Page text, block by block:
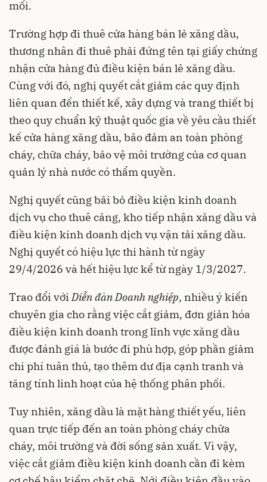
mối.
Trường hợp đi thuê cửa hàng bán lẻ xăng dầu,
thương nhân đi thuê phải đứng tên tại giấy chứng
nhận cửa hàng đủ điều kiện bán lẻ xăng dầu.
Cùng với đó, nghị quyết cắt giảm các quy định
liên quan đến thiết kế, xây dựng và trang thiết bị
theo quy chuẩn kỹ thuật quốc gia về yêu cầu thiết
kế cửa hàng xăng dầu, bảo đảm an toàn phòng
cháy, chữa cháy, bảo vệ môi trường của cơ quan
quản lý nhà nước có thẩm quyền.
Nghị quyết cũng bãi bỏ điều kiện kinh doanh
dịch vụ cho thuê cảng, kho tiếp nhận xăng dầu và
điều kiện kinh doanh dịch vụ vận tải xăng dầu.
Nghị quyết có hiệu lực thi hành từ ngày
29/4/2026 và hết hiệu lực kể từ ngày 1/3/2027.
Trao đổi vớiDiễn đàn Doanh nghiệp, nhiều ý kiến
chuyên gia cho rằng việc cắt giảm, đơn giản hóa
điều kiện kinh doanh trong lĩnh vực xăng dầu
được đánh giá là bước đi phù hợp, góp phần giảm
chi phí tuân thủ, tạo thêm dư địa cạnh tranh và
tăng tính linh hoạt của hệ thống phân phối.
Tuy nhiên, xăng dầu là mặt hàng thiết yếu, liên
quan trực tiếp đến an toàn phòng cháy chữa
cháy, môi trường và đời sống sản xuất. Vì vậy,
việc cắt giảm điều kiện kinh doanh cần đi kèm